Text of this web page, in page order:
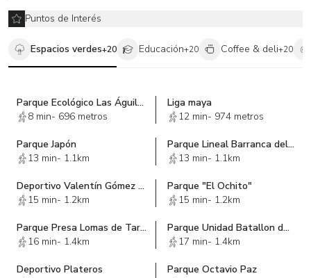
Puntos de Interés
Espacios verdes+20 Educación+20 Coffee & deli+20
Parque Ecológico Las Águilas
8 min- 696 metros
Liga maya
12 min- 974 metros
Parque Japón
13 min- 1.1km
Parque Lineal Barranca del Muerto
13 min- 1.1km
Deportivo Valentín Gómez Farías
15 min- 1.2km
Parque "El Ochito"
15 min- 1.2km
Parque Presa Lomas de Tarango
16 min- 1.4km
Parque Unidad Batallon de San Patricio
17 min- 1.4km
Deportivo Plateros
Parque Octavio Paz